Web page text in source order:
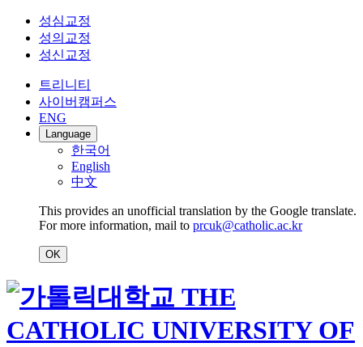
성심교정
성의교정
성신교정
트리니티
사이버캠퍼스
ENG
Language
한국어
English
中文
This provides an unofficial translation by the Google translate.
For more information, mail to prcuk@catholic.ac.kr
OK